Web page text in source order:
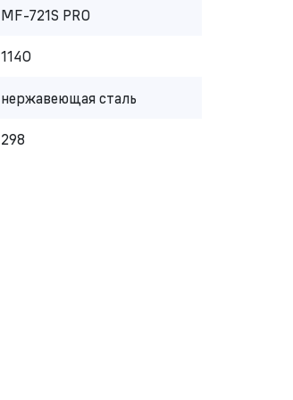
MF-721S PRO
1140
нержавеющая сталь
298